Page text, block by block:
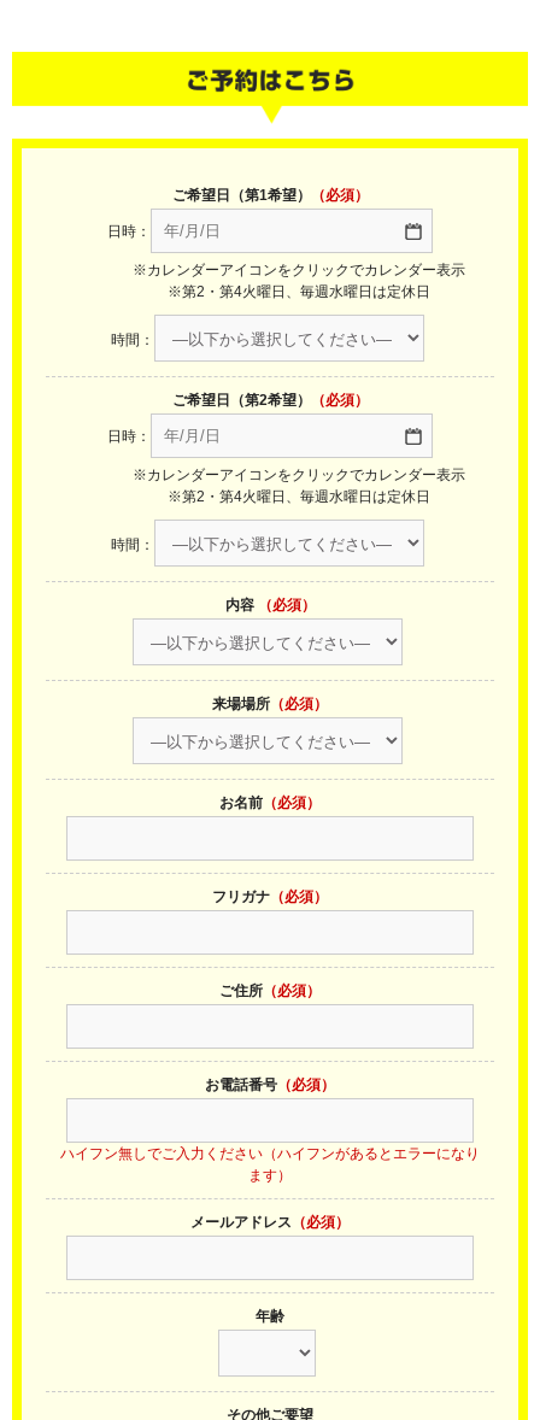
ご希望日（第1希望） （必須）
日時：
※カレンダーアイコンをクリックでカレンダー表示
※第2・第4火曜日、毎週水曜日は定休日
時間：
ご希望日（第2希望） （必須）
日時：
※カレンダーアイコンをクリックでカレンダー表示
※第2・第4火曜日、毎週水曜日は定休日
時間：
内容 （必須）
来場場所 （必須）
お名前 （必須）
フリガナ （必須）
ご住所 （必須）
お電話番号 （必須）
ハイフン無しでご入力ください（ハイフンがあるとエラーになり
ます）
メールアドレス （必須）
年齢
その他ご要望